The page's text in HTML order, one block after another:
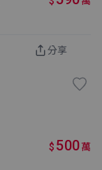
分享
$ 500萬